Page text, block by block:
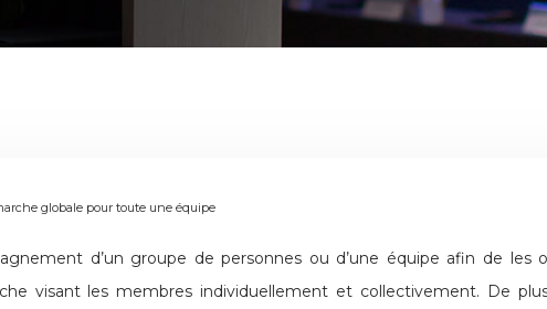
globale pour toute une équipe
visant les membres individuellement et collectivement. De